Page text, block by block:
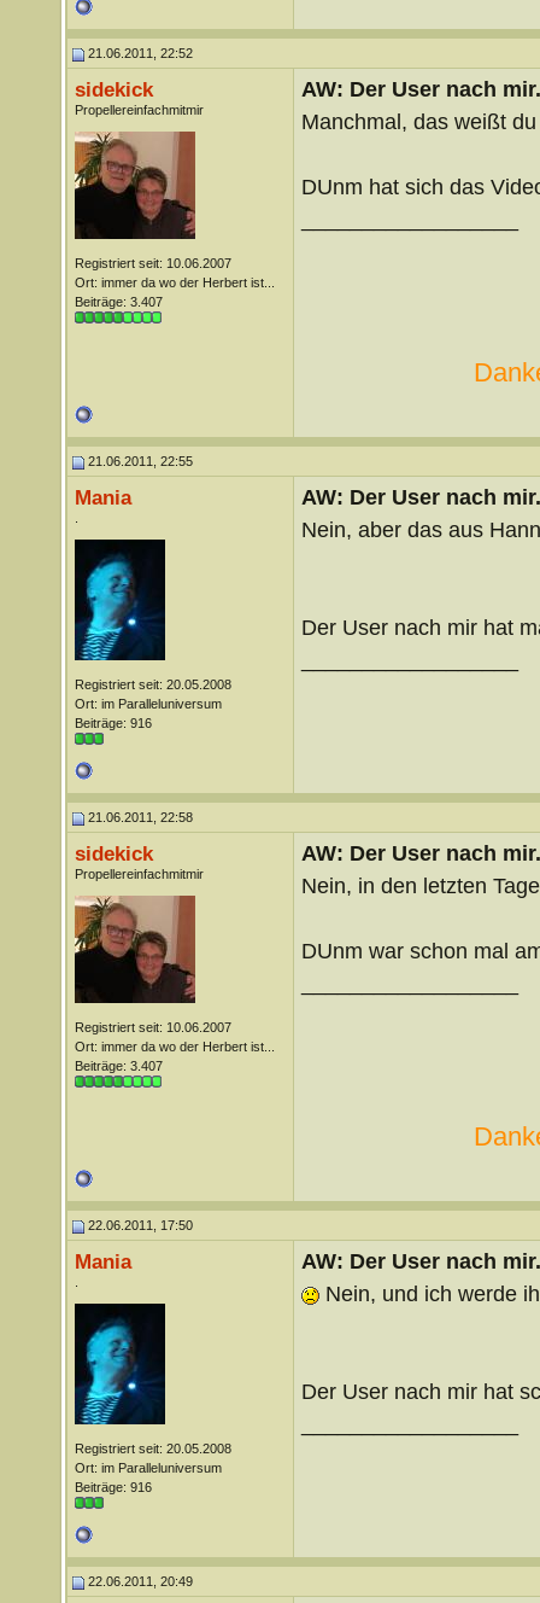
21.06.2011, 22:52
sidekick
Propellereinfachmitmir
Registriert seit: 10.06.2007
Ort: immer da wo der Herbert ist...
Beiträge: 3.407
AW: Der User nach
Manchmal, das weißt
DUnm hat sich das
21.06.2011, 22:55
Mania
Registriert seit: 20.05.2008
Ort: im Paralleluniversum
Beiträge: 916
AW: Der User nach
Nein, aber das aus
Der User nach mir hat
21.06.2011, 22:58
sidekick
Propellereinfachmitmir
Registriert seit: 10.06.2007
Ort: immer da wo der Herbert ist...
Beiträge: 3.407
AW: Der User nach
Nein, in den letzten
DUnm war schon mal
22.06.2011, 17:50
Mania
Registriert seit: 20.05.2008
Ort: im Paralleluniversum
Beiträge: 916
AW: Der User nach
Nein, und ich werde
Der User nach mir hat
22.06.2011, 20:49